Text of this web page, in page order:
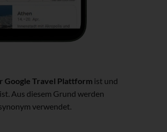
Google Travel Plattform ist und
Aus diesem Grund werden
verwendet.